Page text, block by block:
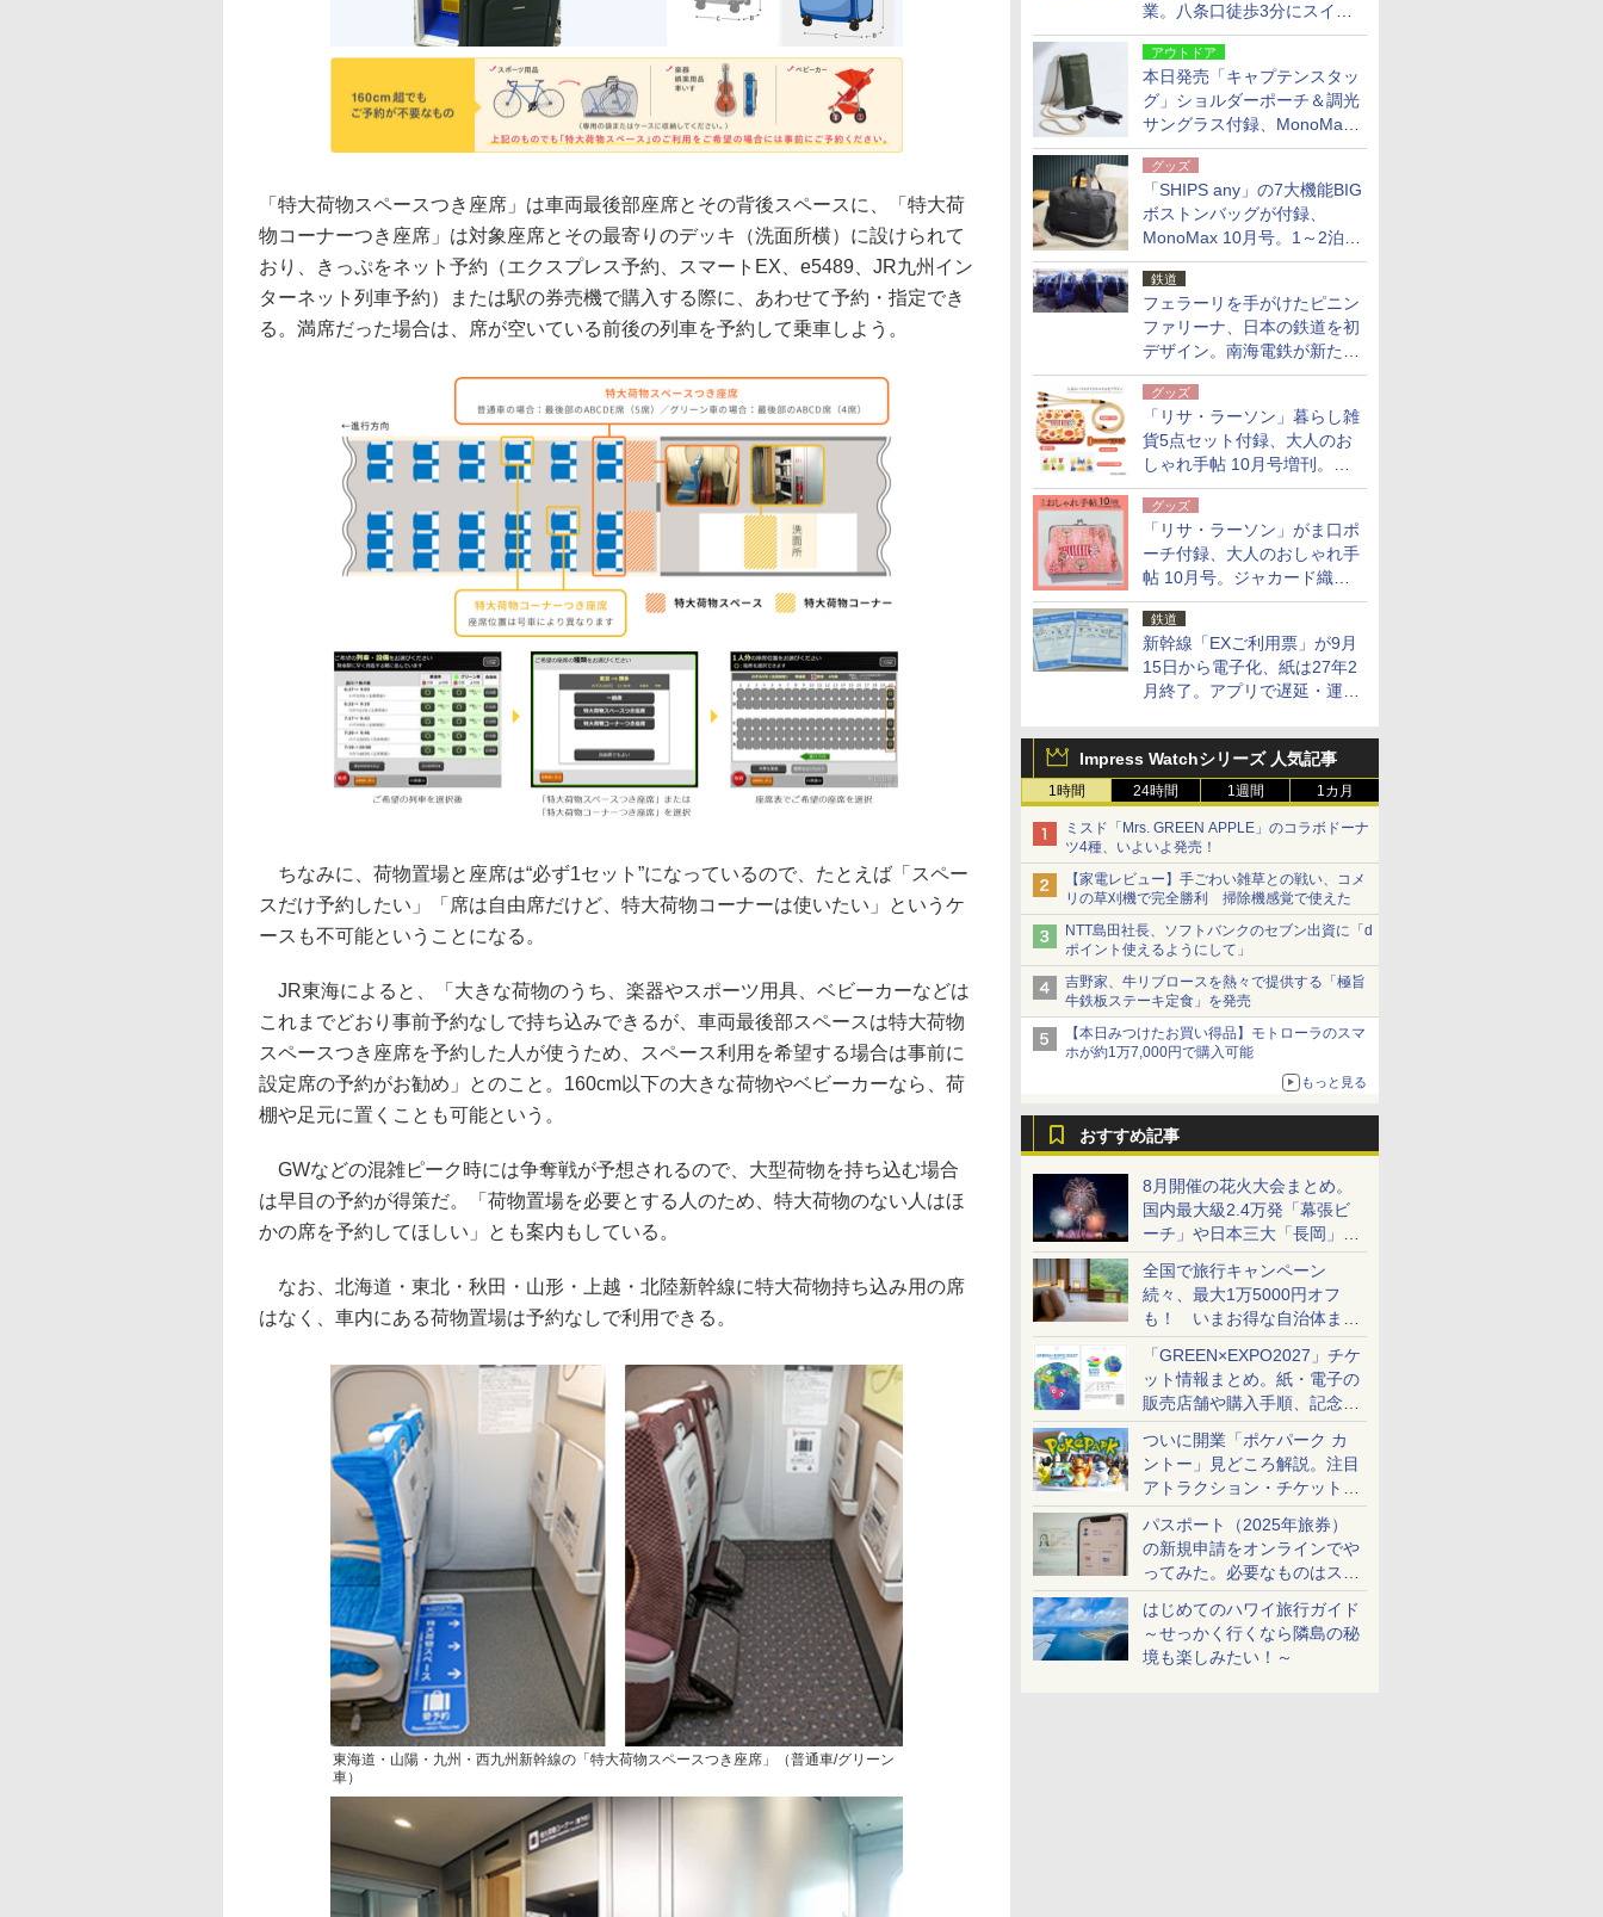
業。八条口徒歩3分にスイー
ト含む全270室、ダイニング
も併設
アウトドア
本日発売「キャプテンスタッ
グ」ショルダーポーチ＆調光
サングラス付録、MonoMax
9月号増刊
グッズ
「SHIPS any」の7大機能BIG
ボストンバッグが付録、
MonoMax 10月号。1～2泊の
荷物、キャリーオンも可能
鉄道
フェラーリを手がけたピニン
ファリーナ、日本の鉄道を初
デザイン。南海電鉄が新たな
「空港特急」をなにわ筋線へ
導入
グッズ
「リサ・ラーソン」暮らし雑
貨5点セット付録、大人のお
しゃれ手帖 10月号増刊。
USBケーブルや缶ケースなど
グッズ
「リサ・ラーソン」がま口ポ
ーチ付録、大人のおしゃれ手
帖 10月号。ジャカード織の
北欧猫デザイン
鉄道
新幹線「EXご利用票」が9月
15日から電子化、紙は27年2
月終了。アプリで遅延・運休
Impress Watchシリーズ 人気記事
1時間 24時間 1週間 1カ月
ミスド「Mrs. GREEN APPLE」のコラボドーナ
ツ4種、いよいよ発売！
【家電レビュー】手ごわい雑草との戦い、コメ
リの草刈機で完全勝利 掃除機感覚で使えた
NTT島田社長、ソフトバンクのセブン出資に「d
ポイント使えるようにして」
吉野家、牛リブロースを熱々で提供する「極旨
牛鉄板ステーキ定食」を発売
【本日みつけたお買い得品】モトローラのスマ
ホが約1万7,000円で購入可能
もっと見る
おすすめ記事
8月開催の花火大会まとめ。
国内最大級2.4万発「幕張ビ
ーチ」や日本三大「長岡」な
ど大型イベント目白押し！
全国で旅行キャンペーン
続々、最大1万5000円オフ
も！ いまお得な自治体まと
め
「GREEN×EXPO2027」チケ
ット情報まとめ。紙・電子の
販売店舗や購入手順、記念チ
ケットも解説
ついに開業「ポケパーク カ
ントー」見どころ解説。注目
アトラクション・チケット手
配・来場前に必要な準備は？
パスポート（2025年旅券）
の新規申請をオンラインでや
ってみた。必要なものはスマ
ホとマイナカードのみ
はじめてのハワイ旅行ガイド
～せっかく行くなら隣島の秘
境も楽しみたい！～
「特大荷物スペースつき座席」は車両最後部座席とその背後スペースに、「特大荷
物コーナーつき座席」は対象座席とその最寄りのデッキ（洗面所横）に設けられて
おり、きっぷをネット予約（エクスプレス予約、スマートEX、e5489、JR九州イン
ターネット列車予約）または駅の券売機で購入する際に、あわせて予約・指定でき
る。満席だった場合は、席が空いている前後の列車を予約して乗車しよう。
ちなみに、荷物置場と座席は“必ず1セット”になっているので、たとえば「スペー
スだけ予約したい」「席は自由席だけど、特大荷物コーナーは使いたい」というケ
ースも不可能ということになる。
JR東海によると、「大きな荷物のうち、楽器やスポーツ用具、ベビーカーなどは
これまでどおり事前予約なしで持ち込みできるが、車両最後部スペースは特大荷物
スペースつき座席を予約した人が使うため、スペース利用を希望する場合は事前に
設定席の予約がお勧め」とのこと。160cm以下の大きな荷物やベビーカーなら、荷
棚や足元に置くことも可能という。
GWなどの混雑ピーク時には争奪戦が予想されるので、大型荷物を持ち込む場合
は早目の予約が得策だ。「荷物置場を必要とする人のため、特大荷物のない人はほ
かの席を予約してほしい」とも案内もしている。
なお、北海道・東北・秋田・山形・上越・北陸新幹線に特大荷物持ち込み用の席
はなく、車内にある荷物置場は予約なしで利用できる。
東海道・山陽・九州・西九州新幹線の「特大荷物スペースつき座席」（普通車/グリーン
車）